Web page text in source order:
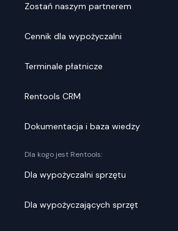
Zostań naszym partnerem
Cennik dla wypożyczalni
Terminale płatnicze
Rentools CRM
Dokumentacja i baza wiedzy
Dla kogo jest Rentools:
Dla wypożyczalni sprzętu
Dla wypożyczających sprzęt